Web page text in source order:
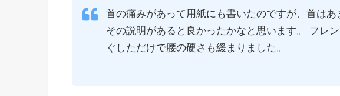
首の痛みがあって用紙にも書いたのですが、首は
その説明があると良かったかなと思います。 フレ
ぐしただけで腰の硬さも緩まりました。